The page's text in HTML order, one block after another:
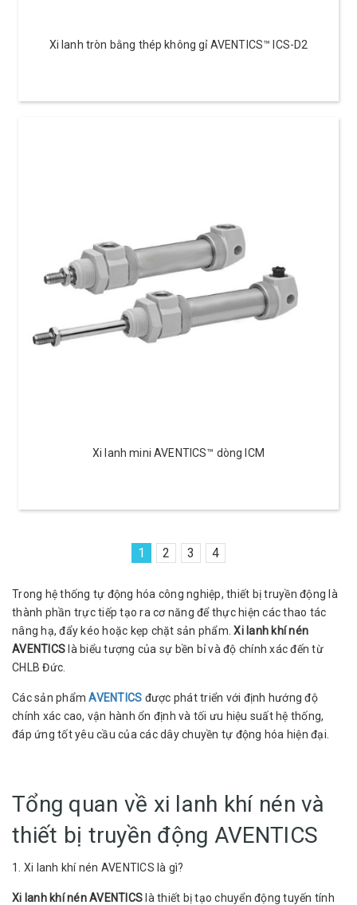
Xi lanh tròn bằng thép không gỉ AVENTICS™ ICS-D2
Xi lanh mini AVENTICS™ dòng ICM
1 2 3 4
Trong hệ thống tự động hóa công nghiệp, thiết bị truyền động là
thành phần trực tiếp tạo ra cơ năng để thực hiện các thao tác
nâng hạ, đẩy kéo hoặc kẹp chặt sản phẩm.Xi lanh khí nén
AVENTICS là biểu tượng của sự bền bỉ và độ chính xác đến từ
CHLB Đức.
Các sản phẩmAVENTICS được phát triển với định hướng độ
chính xác cao, vận hành ổn định và tối ưu hiệu suất hệ thống,
đáp ứng tốt yêu cầu của các dây chuyền tự động hóa hiện đại.
Tổng quan về xi lanh khí nén và
thiết bị truyền động AVENTICS
1. Xi lanh khí nén AVENTICS là gì?
Xi lanh khí nén AVENTICS là thiết bị tạo chuyển động tuyến tính